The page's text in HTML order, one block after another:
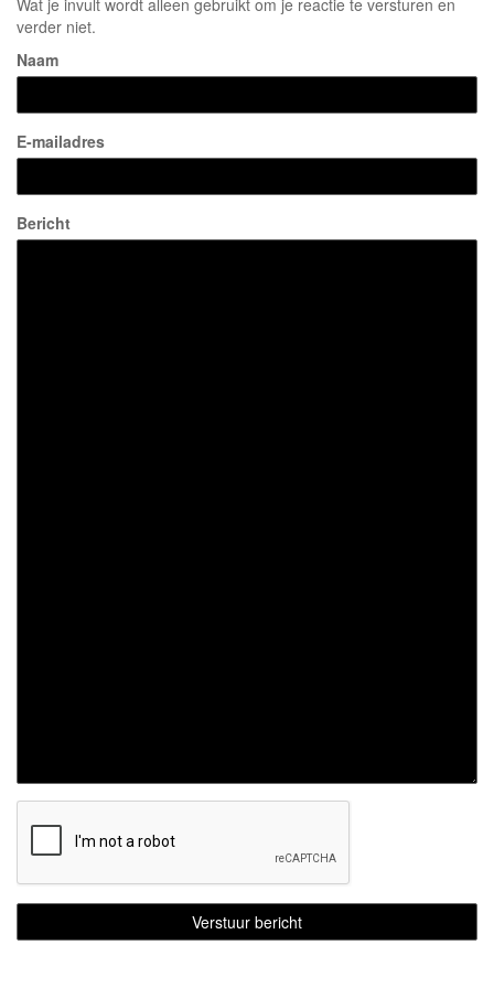
Wat je invult wordt alleen gebruikt om je reactie te versturen en
verder niet.
Naam
E-mailadres
Bericht